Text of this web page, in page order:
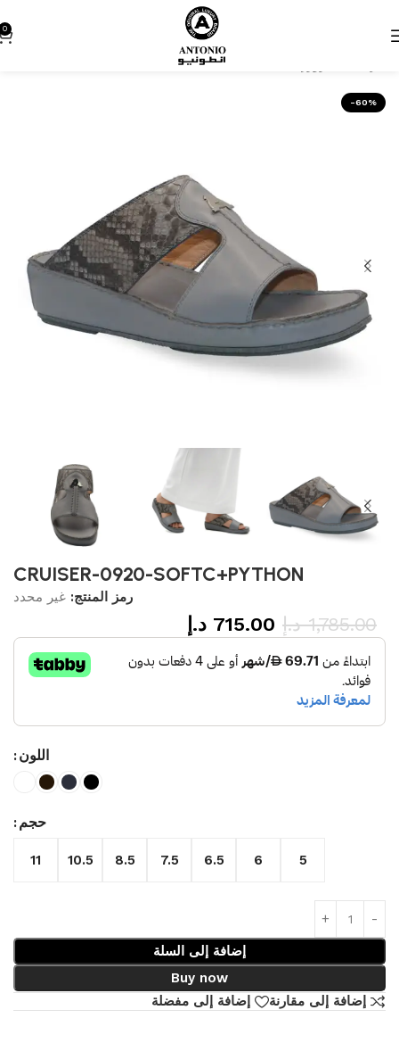
0
-60%
CRUISER-0920-SOFTC+PYTHON
رمز المنتج: غير محدد
1,785.00 د.إ 715.00 د.إ
اللون
حجم
5
6
6.5
7.5
8.5
10.5
11
إضافة إلى السلة
Buy now
إضافة إلى مقارنة
إضافة إلى مفضلة